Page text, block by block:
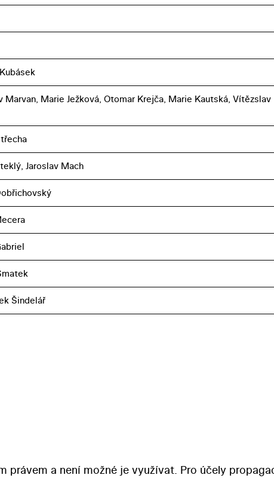
Marvan, Marie Ježková, Otomar Krejča, Marie Kautská, Vítězslav
Jaroslav Mach
Šindelář
právem a není možné je využívat. Pro účely